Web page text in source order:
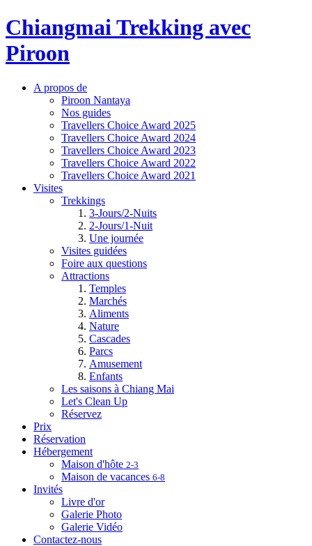
Chiangmai Trekking avec
Piroon
A propos de
Piroon Nantaya
Nos guides
Travellers Choice Award 2025
Travellers Choice Award 2024
Travellers Choice Award 2023
Travellers Choice Award 2022
Travellers Choice Award 2021
Visites
Trekkings
3-Jours/2-Nuits
2-Jours/1-Nuit
Une journée
Visites guidées
Foire aux questions
Attractions
Temples
Marchés
Aliments
Nature
Cascades
Parcs
Amusement
Enfants
Les saisons à Chiang Mai
Let's Clean Up
Réservez
Prix
Réservation
Hébergement
Maison d'hôte 2-3
Maison de vacances 6-8
Invités
Livre d'or
Galerie Photo
Galerie Vidéo
Contactez-nous